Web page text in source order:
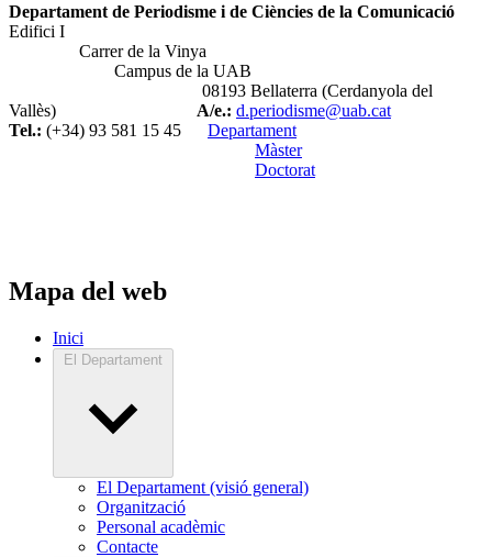
Departament de Periodisme i de Ciències de la Comunicació
Edifici I
Carrer de la Vinya
Campus de la UAB
08193 Bellaterra (Cerdanyola del
Vallès) A/e.: d.periodisme@uab.cat
Tel.: (+34) 93 581 15 45 Departament
Màster
Doctorat
Mapa del web
Inici
El Departament
El Departament (visió general)
Organització
Personal acadèmic
Contacte